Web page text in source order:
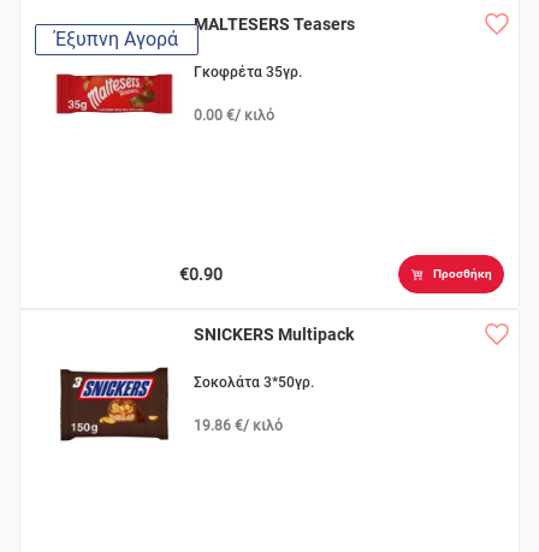
Έξυπνη Αγορά
MALTESERS Teasers
Γκοφρέτα 35γρ.
0.00 €/ κιλό
€0.90 Προσθήκη
SNICKERS Multipack
Σοκολάτα 3*50γρ.
19.86 €/ κιλό